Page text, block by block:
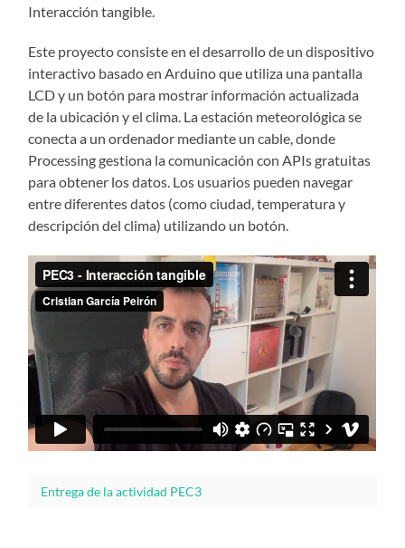
Interacción tangible.
Este proyecto consiste en el desarrollo de un dispositivo
interactivo basado en Arduino que utiliza una pantalla
LCD y un botón para mostrar información actualizada
de la ubicación y el clima. La estación meteorológica se
conecta a un ordenador mediante un cable, donde
Processing gestiona la comunicación con APIs gratuitas
para obtener los datos. Los usuarios pueden navegar
entre diferentes datos (como ciudad, temperatura y
descripción del clima) utilizando un botón.
Entrega de la actividad PEC3